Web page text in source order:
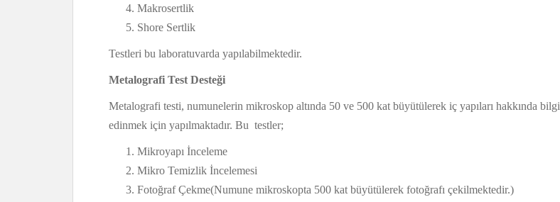
Makrosertlik
Shore Sertlik
Testleri bu laboratuvarda yapılabilmektedir.
Metalografi Test Desteği
Metalografi testi, numunelerin mikroskop altında 50 ve 500 kat büyütülerek iç yapıları hakkında bilgi
edinmek için yapılmaktadır. Bu testler;
Mikroyapı İnceleme
Mikro Temizlik İncelemesi
Fotoğraf Çekme(Numune mikroskopta 500 kat büyütülerek fotoğrafı çekilmektedir.)